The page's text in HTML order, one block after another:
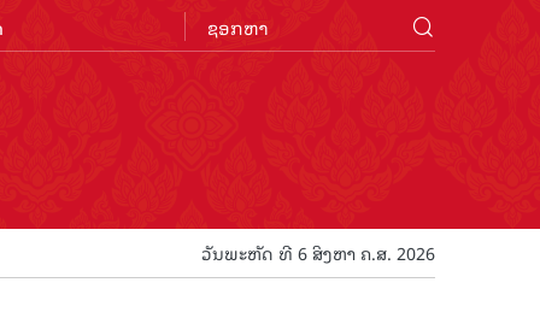
ວັນພະຫັດ ທີ 6 ສິງຫາ ຄ.ສ. 2026